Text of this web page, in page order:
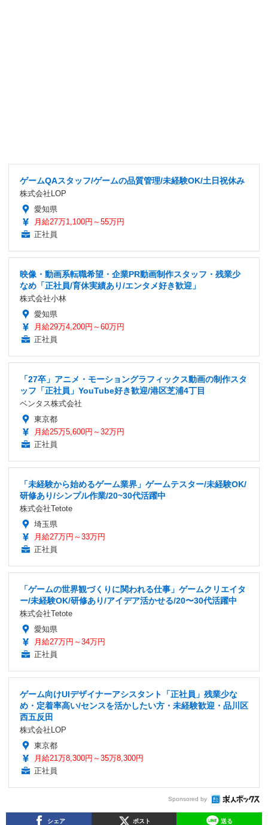
ゲームQAスタッフ/ゲームの品質管理/未経験OK/土日祝休み
株式会社LOP
愛知県
月給27万1,100円～55万円
正社員
映像・動画系転職希望・企業PR動画制作スタッフ・残業少
なめ「正社員/育休実績あり/エンタメ好き歓迎」
株式会社小林
愛知県
月給29万4,200円～60万円
正社員
「27卒」アニメ・モーショングラフィックス動画の制作スタ
ッフ「正社員」YouTube好き歓迎/港区芝浦4丁目
ベンタス株式会社
東京都
月給25万5,600円～32万円
正社員
「未経験から始めるゲーム業界」ゲームテスター/未経験OK/
研修あり/シンプル作業/20~30代活躍中
株式会社Tetote
埼玉県
月給27万円～33万円
正社員
「ゲームの世界観づくりに関われる仕事」ゲームクリエイタ
ー/未経験OK/研修あり/アイデア活かせる/20〜30代活躍中
株式会社Tetote
愛知県
月給27万円～34万円
正社員
ゲーム向けUIデザイナーアシスタント「正社員」残業少な
め・定着率高い/センスを活かしたい方・未経験歓迎・品川区
西五反田
株式会社LOP
東京都
月給21万8,300円～35万8,300円
正社員
Sponsored by
シェア ポスト 送る